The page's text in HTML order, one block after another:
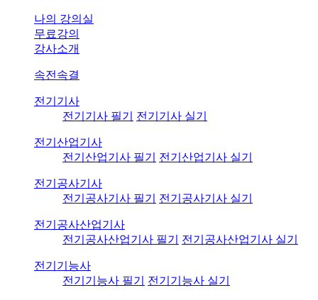
나의 강의실
무료강의
강사소개
속전속결
전기기사
전기기사 필기
전기기사 실기
전기산업기사
전기산업기사 필기
전기산업기사 실기
전기공사기사
전기공사기사 필기
전기공사기사 실기
전기공사산업기사
전기공사산업기사 필기
전기공사산업기사 실기
전기기능사
전기기능사 필기
전기기능사 실기